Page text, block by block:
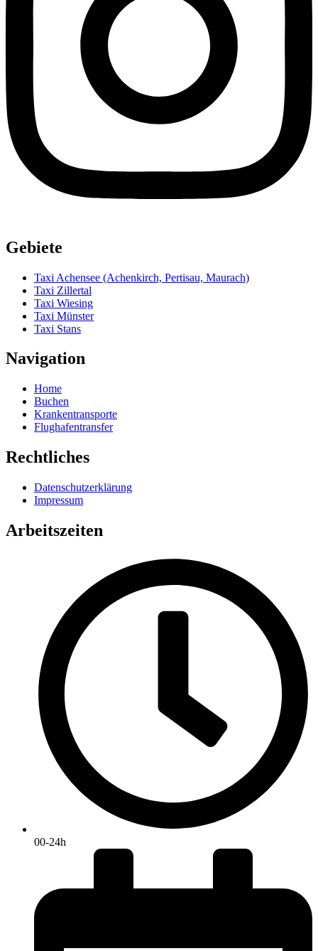
Gebiete
Taxi Achensee (Achenkirch, Pertisau, Maurach)
Taxi Zillertal
Taxi Wiesing
Taxi Münster
Taxi Stans
Navigation
Home
Buchen
Krankentransporte
Flughafentransfer
Rechtliches
Datenschutzerklärung
Impressum
Arbeitszeiten
00-24h